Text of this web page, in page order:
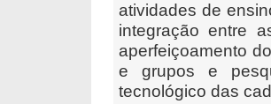
atividades de
integração entre
aperfeiçoamento
e grupos e
tecnológico das